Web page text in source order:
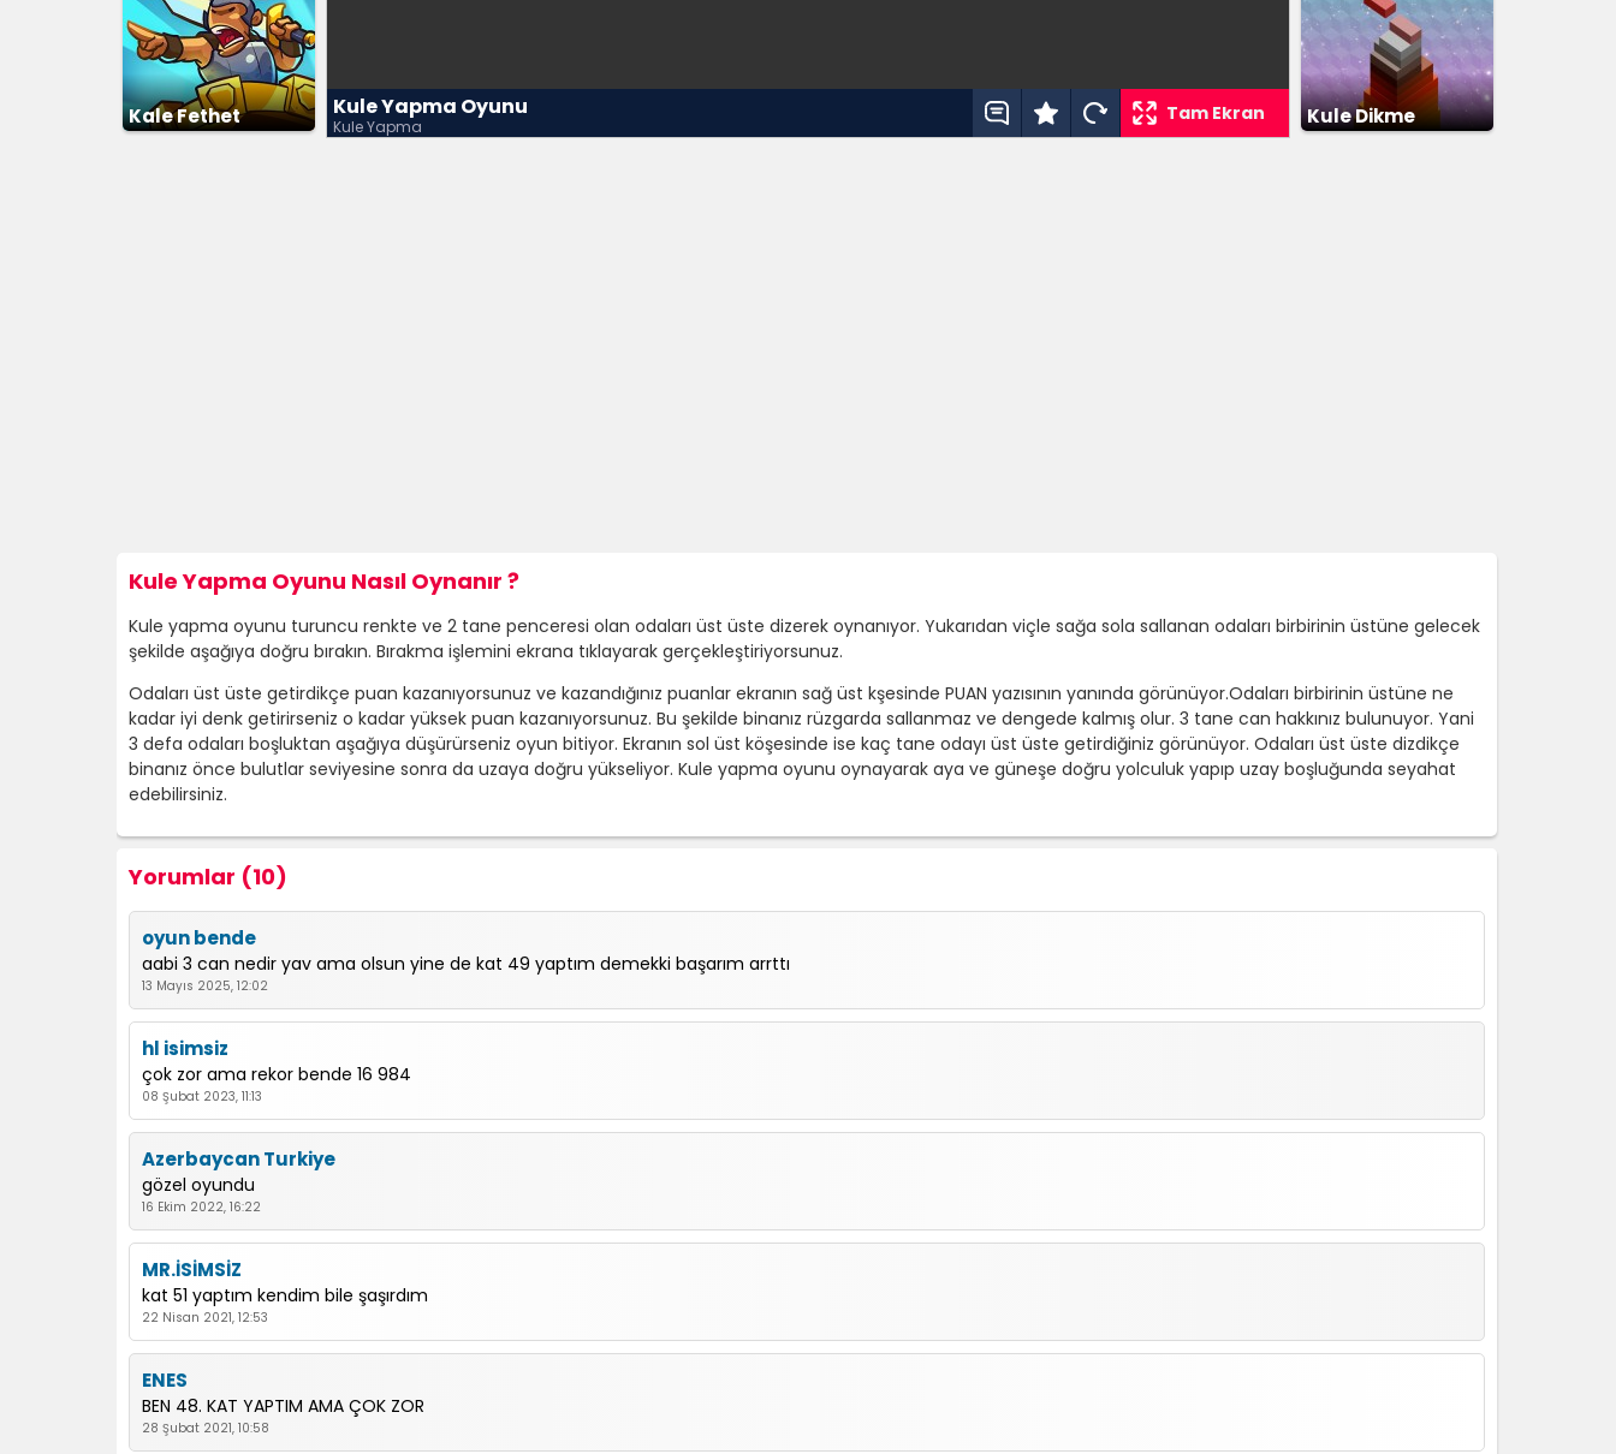
Kale Fethet Kule Yapma Oyunu
Kule Yapma
Tam Ekran Kule Dikme
Kule Yapma Oyunu Nasıl Oynanır ?
Kule yapma oyunu turuncu renkte ve 2 tane penceresi olan odaları üst üste dizerek oynanıyor. Yukarıdan viçle sağa sola sallanan odaları birbirinin üstüne gelecek
şekilde aşağıya doğru bırakın. Bırakma işlemini ekrana tıklayarak gerçekleştiriyorsunuz.
Odaları üst üste getirdikçe puan kazanıyorsunuz ve kazandığınız puanlar ekranın sağ üst kşesinde PUAN yazısının yanında görünüyor.Odaları birbirinin üstüne ne
kadar iyi denk getirirseniz o kadar yüksek puan kazanıyorsunuz. Bu şekilde binanız rüzgarda sallanmaz ve dengede kalmış olur. 3 tane can hakkınız bulunuyor. Yani
3 defa odaları boşluktan aşağıya düşürürseniz oyun bitiyor. Ekranın sol üst köşesinde ise kaç tane odayı üst üste getirdiğiniz görünüyor. Odaları üst üste dizdikçe
binanız önce bulutlar seviyesine sonra da uzaya doğru yükseliyor. Kule yapma oyunu oynayarak aya ve güneşe doğru yolculuk yapıp uzay boşluğunda seyahat
edebilirsiniz.
Yorumlar (10)
oyun bende
aabi 3 can nedir yav ama olsun yine de kat 49 yaptım demekki başarım arrttı
13 Mayıs 2025, 12:02
hl isimsiz
çok zor ama rekor bende 16 984
08 Şubat 2023, 11:13
Azerbaycan Turkiye
gözel oyundu
16 Ekim 2022, 16:22
MR.İSİMSİZ
kat 51 yaptım kendim bile şaşırdım
22 Nisan 2021, 12:53
ENES
BEN 48. KAT YAPTIM AMA ÇOK ZOR
28 Şubat 2021, 10:58